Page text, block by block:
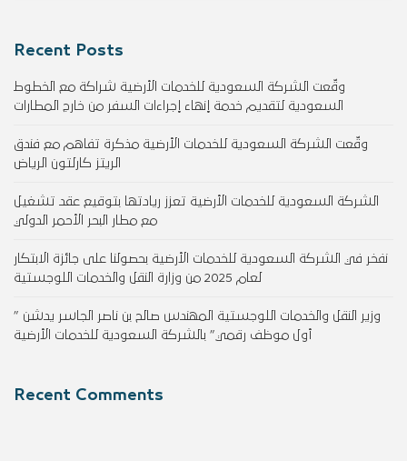
Recent Posts
وقّعت الشركة السعودية للخدمات الأرضية شراكة مع الخطوط
السعودية لتقديم خدمة إنهاء إجراءات السفر من خارج المطارات
وقّعت الشركة السعودية للخدمات الأرضية مذكرة تفاهم مع فندق
الريتز كارلتون الرياض
الشركة السعودية للخدمات الأرضية تعزز ريادتها بتوقيع عقد تشغيل
مع مطار البحر الأحمر الدولي
نفخر في الشركة السعودية للخدمات الأرضية بحصولنا على جائزة الابتكار
لعام 2025 من وزارة النقل والخدمات اللوجستية
وزير النقل والخدمات اللوجستية المهندس صالح بن ناصر الجاسر يدشن ”
أول موظف رقمي” بالشركة السعودية للخدمات الأرضية
Recent Comments